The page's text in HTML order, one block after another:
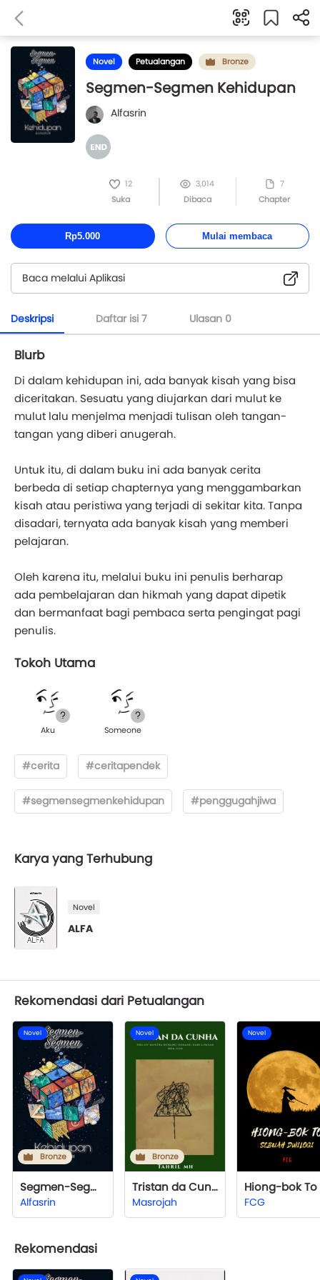
Novel Petualangan Bronze
Segmen-Segmen Kehidupan
Alfasrin
12
Suka
3,014
Dibaca
7
Chapter
Rp5.000 Mulai membaca
Baca melalui Aplikasi
Deskripsi Daftar isi 7 Ulasan 0
Blurb
Di dalam kehidupan ini, ada banyak kisah yang bisa
diceritakan. Sesuatu yang diujarkan dari mulut ke
mulut lalu menjelma menjadi tulisan oleh tangan-
tangan yang diberi anugerah.
Untuk itu, di dalam buku ini ada banyak cerita
berbeda di setiap chapternya yang menggambarkan
kisah atau peristiwa yang terjadi di sekitar kita. Tanpa
disadari, ternyata ada banyak kisah yang memberi
pelajaran.
Oleh karena itu, melalui buku ini penulis berharap
ada pembelajaran dan hikmah yang dapat dipetik
dan bermanfaat bagi pembaca serta pengingat pagi
penulis.
Tokoh Utama
Aku Someone
#cerita #ceritapendek
#segmensegmenkehidupan #penggugahjiwa
Karya yang Terhubung
Novel
ALFA
Rekomendasi dari Petualangan
Novel
Bronze
Segmen-Segmen Kehidupan
Alfasrin
Novel
Bronze
Tristan da Cunha
Masrojah
Novel
FCG
Rekomendasi